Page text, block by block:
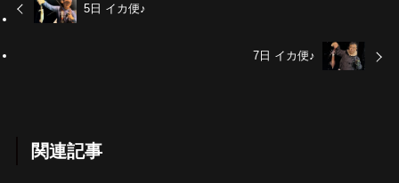
5日 イカ便♪
7日 イカ便♪
関連記事